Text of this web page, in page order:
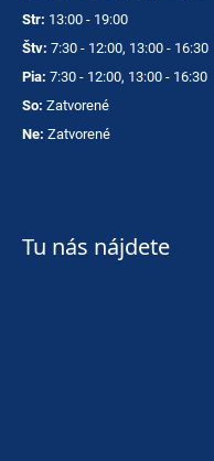
Str: 13:00 - 19:00
Štv: 7:30 - 12:00, 13:00 - 16:30
Pia: 7:30 - 12:00, 13:00 - 16:30
So: Zatvorené
Ne: Zatvorené
Tu nás nájdete